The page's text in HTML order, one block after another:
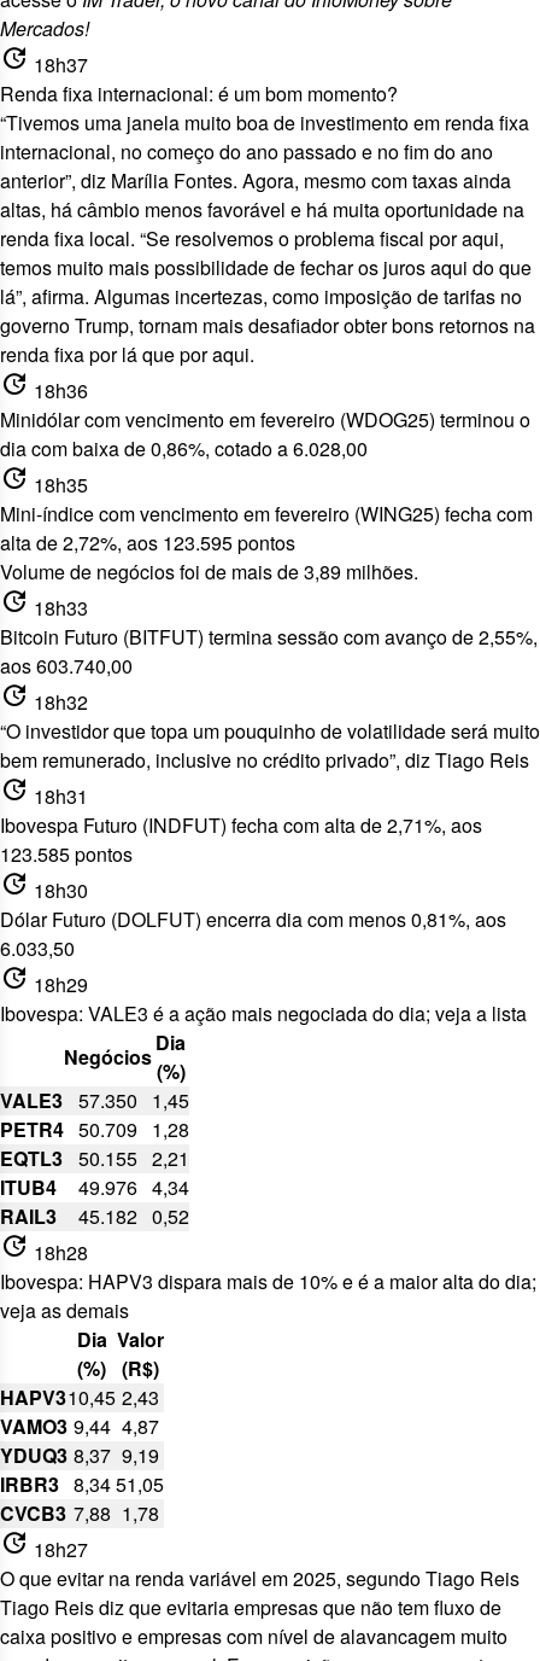
Mercados!
update 18h37
Renda fixa internacional: é um bom momento?
“Tivemos uma janela muito boa de investimento em renda fixa
internacional, no começo do ano passado e no fim do ano
anterior”, diz Marília Fontes. Agora, mesmo com taxas ainda
altas, há câmbio menos favorável e há muita oportunidade na
renda fixa local. “Se resolvemos o problema fiscal por aqui,
temos muito mais possibilidade de fechar os juros aqui do que
lá”, afirma. Algumas incertezas, como imposição de tarifas no
governo Trump, tornam mais desafiador obter bons retornos na
renda fixa por lá que por aqui.
update 18h36
Minidólar com vencimento em fevereiro (WDOG25) terminou o
dia com baixa de 0,86%, cotado a 6.028,00
update 18h35
Mini-índice com vencimento em fevereiro (WING25) fecha com
alta de 2,72%, aos 123.595 pontos
Volume de negócios foi de mais de 3,89 milhões.
update 18h33
Bitcoin Futuro (BITFUT) termina sessão com avanço de 2,55%,
aos 603.740,00
update 18h32
“O investidor que topa um pouquinho de volatilidade será muito
bem remunerado, inclusive no crédito privado”, diz Tiago Reis
update 18h31
Ibovespa Futuro (INDFUT) fecha com alta de 2,71%, aos
123.585 pontos
update 18h30
Dólar Futuro (DOLFUT) encerra dia com menos 0,81%, aos
6.033,50
update 18h29
Ibovespa: VALE3 é a ação mais negociada do dia; veja a lista
Negócios
Dia
(%)
VALE3 57.350
1,45
PETR4 50.709 1,28
EQTL3 50.155 2,21
ITUB4
49.976 4,34
RAIL3
45.182 0,52
update 18h28
Ibovespa: HAPV3 dispara mais de 10% e é a maior alta do dia;
veja as demais
Dia
(%)
Valor
(R$)
HAPV310,45 2,43
VAMO3 9,44 4,87
YDUQ3 8,37 9,19
IRBR3 8,3451,05
CVCB3 7,88 1,78
update 18h27
O que evitar na renda variável em 2025, segundo Tiago Reis
Tiago Reis diz que evitaria empresas que não tem fluxo de
caixa positivo e empresas com nível de alavancagem muito